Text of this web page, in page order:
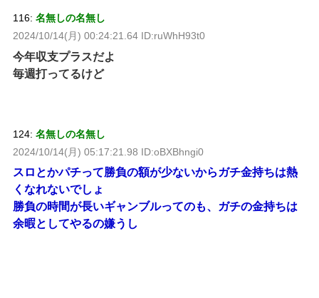
116: 名無しの名無し
2024/10/14(月) 00:24:21.64 ID:ruWhH93t0
今年収支プラスだよ
毎週打ってるけど
124: 名無しの名無し
2024/10/14(月) 05:17:21.98 ID:oBXBhngi0
スロとかパチって勝負の額が少ないからガチ金持ちは熱
くなれないでしょ
勝負の時間が長いギャンブルってのも、ガチの金持ちは
余暇としてやるの嫌うし